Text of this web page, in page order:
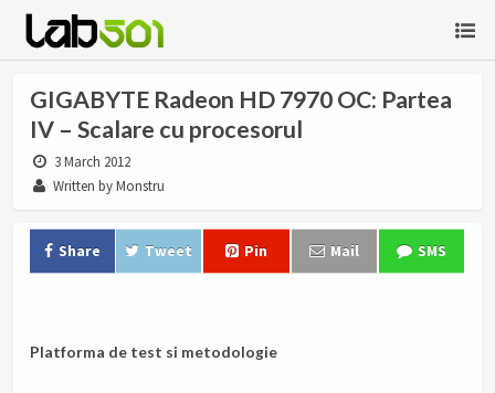
GIGABYTE Radeon HD 7970 OC: Partea
IV – Scalare cu procesorul
3 March 2012
Written by Monstru
Share Tweet Pin Mail SMS
Platforma de test si metodologie